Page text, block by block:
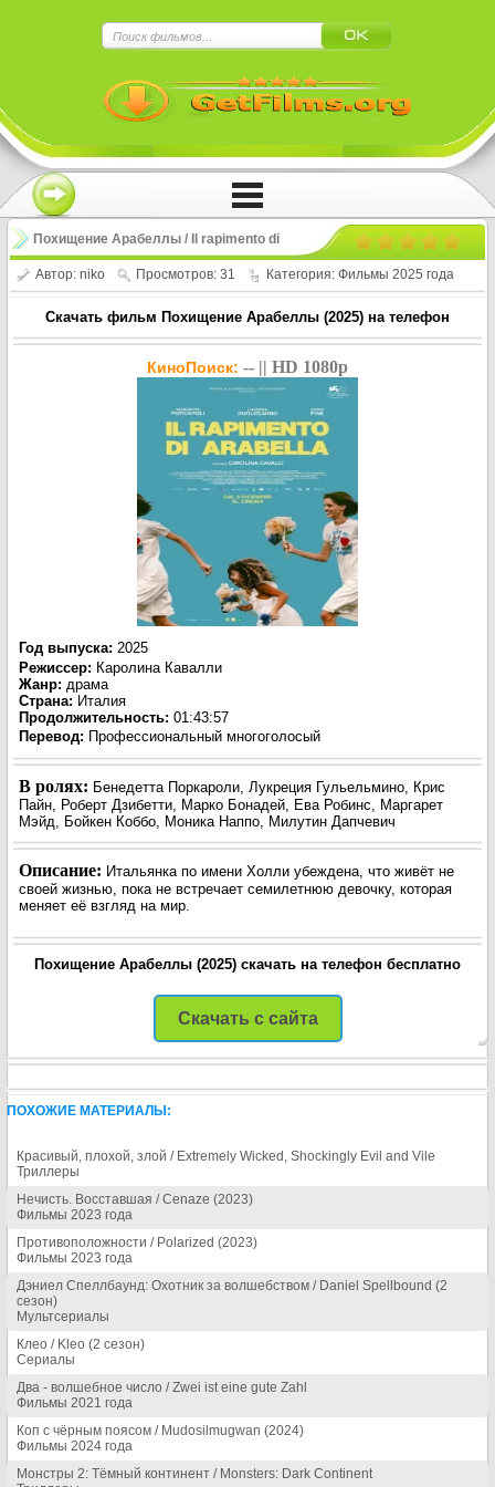
Похищение Арабеллы / Il rapimento di
Arabella (2025)
Автор: niko Просмотров: 31 Категория: Фильмы 2025 года
Скачать фильм Похищение Арабеллы (2025) на телефон
КиноПоиск: -- || HD 1080p
Год выпуска: 2025
Режиссер: Каролина Кавалли
Жанр: драма
Страна: Италия
Продолжительность: 01:43:57
Перевод: Профессиональный многоголосый
В ролях: Бенедетта Поркароли, Лукреция Гульельмино, Крис
Пайн, Роберт Дзибетти, Марко Бонадей, Ева Робинс, Маргарет
Мэйд, Бойкен Коббо, Моника Наппо, Милутин Дапчевич
Описание: Итальянка по имени Холли убеждена, что живёт не
своей жизнью, пока не встречает семилетнюю девочку, которая
меняет её взгляд на мир.
Похищение Арабеллы (2025) скачать на телефон бесплатно
Нажмите на
!!!Если Вы с телефона сперва нажмите на
троеточие в правом верхнем углу!!!
Скачать с сайта
ПОХОЖИЕ МАТЕРИАЛЫ:
Красивый, плохой, злой / Extremely Wicked, Shockingly Evil and Vile
Триллеры
Нечисть. Восставшая / Cenaze (2023)
Фильмы 2023 года
Противоположности / Polarized (2023)
Фильмы 2023 года
Дэниел Спеллбаунд: Охотник за волшебством / Daniel Spellbound (2
сезон)
Мультсериалы
Клео / Kleo (2 сезон)
Сериалы
Два - волшебное число / Zwei ist eine gute Zahl
Фильмы 2021 года
Коп с чёрным поясом / Mudosilmugwan (2024)
Фильмы 2024 года
Монстры 2: Тёмный континент / Monsters: Dark Continent